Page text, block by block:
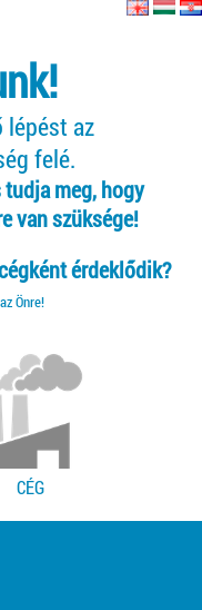
lépést az
felé.
meg, hogy
van szüksége!
érdeklődik?
Önre!
CÉG